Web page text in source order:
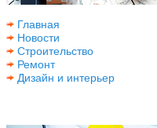
Главная
Новости
Строительство
Ремонт
Дизайн и интерьер